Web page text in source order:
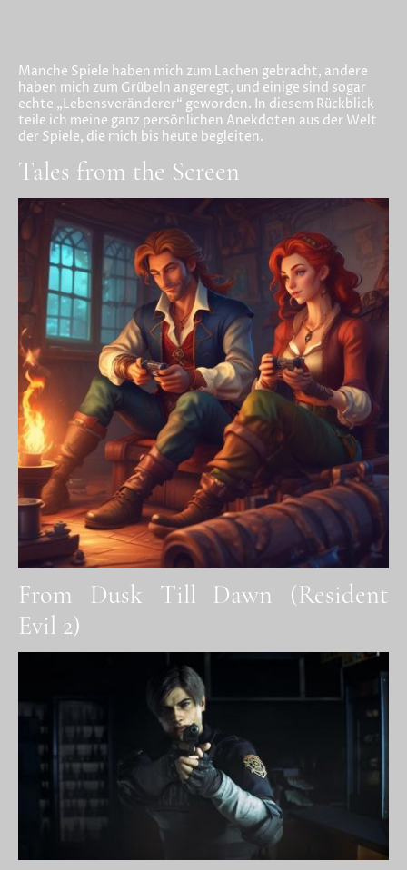
Manche Spiele haben mich zum Lachen gebracht, andere
haben mich zum Grübeln angeregt, und einige sind sogar
echte „Lebensveränderer“ geworden. In diesem Rückblick
teile ich meine ganz persönlichen Anekdoten aus der Welt
der Spiele, die mich bis heute begleiten.
Tales from the Screen
From Dusk Till Dawn (Resident
Evil 2)